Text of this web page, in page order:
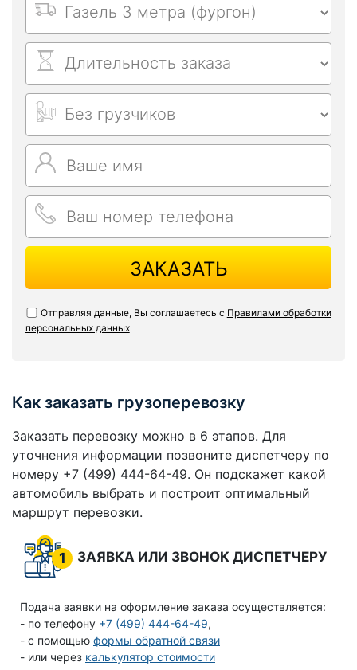
ЗАКАЗАТЬ
Отправляя данные, Вы соглашаетесь с Правилами обработки
персональных данных
Как заказать грузоперевозку
Заказать перевозку можно в 6 этапов. Для
уточнения информации позвоните диспетчеру по
номеру +7 (499) 444-64-49. Он подскажет какой
автомобиль выбрать и построит оптимальный
маршрут перевозки.
1 ЗАЯВКА ИЛИ ЗВОНОК ДИСПЕТЧЕРУ
Подача заявки на оформление заказа осуществляется:
- по телефону +7 (499) 444-64-49,
- с помощью формы обратной связи
- или через калькулятор стоимости